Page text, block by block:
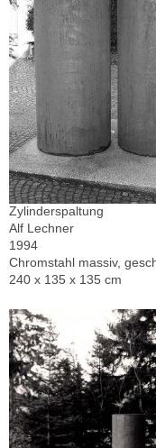
Zylinderspaltung
Alf Lechner
1994
Chromstahl massiv,
240 x 135 x 135 cm